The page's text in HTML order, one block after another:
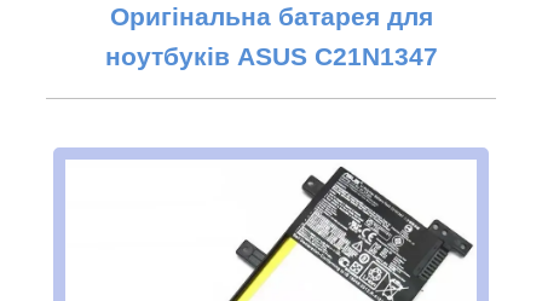
Оригінальна батарея для
ноутбуків ASUS C21N1347